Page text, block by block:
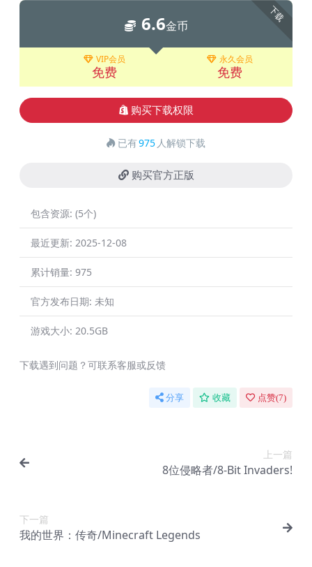
下载
6.6金币
VIP会员
免费
永久会员
免费
购买下载权限
已有975 人解锁下载
购买官方正版
包含资源: (5个)
最近更新: 2025-12-08
累计销量: 975
官方发布日期: 未知
游戏大小: 20.5GB
下载遇到问题？可联系客服或反馈
分享 收藏 点赞(7)
上一篇
8位侵略者/8-Bit Invaders!
下一篇
我的世界：传奇/Minecraft Legends